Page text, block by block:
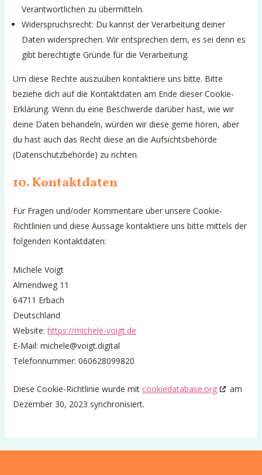
Verantwortlichen zu übermitteln.
Widerspruchsrecht: Du kannst der Verarbeitung deiner
Daten widersprechen. Wir entsprechen dem, es sei denn es
gibt berechtigte Gründe für die Verarbeitung.
Um diese Rechte auszuüben kontaktiere uns bitte. Bitte
beziehe dich auf die Kontaktdaten am Ende dieser Cookie-
Erklärung. Wenn du eine Beschwerde darüber hast, wie wir
deine Daten behandeln, würden wir diese gerne hören, aber
du hast auch das Recht diese an die Aufsichtsbehörde
(Datenschutzbehörde) zu richten.
10. Kontaktdaten
Für Fragen und/oder Kommentare über unsere Cookie-
Richtlinien und diese Aussage kontaktiere uns bitte mittels der
folgenden Kontaktdaten:
Michele Voigt
Almendweg 11
64711 Erbach
Deutschland
Website:https://michele-voigt.de
E-Mail:michele@voigt.digital
Telefonnummer: 060628099820
Diese Cookie-Richtlinie wurde mitcookiedatabase.org
am
Dezember 30, 2023 synchronisiert.